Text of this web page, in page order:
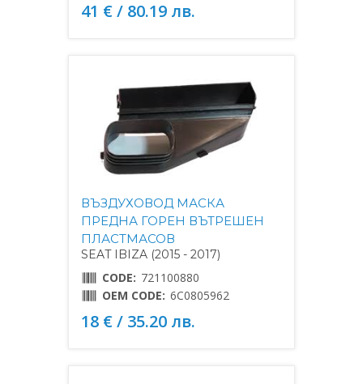
41 € / 80.19 лв.
ВЪЗДУХОВОД МАСКА
ПРЕДНА ГОРЕН ВЪТРЕШЕН
ПЛАСТМАСОВ
SEAT IBIZA (2015 - 2017)
CODE: 721100880
OEM CODE: 6C0805962
18 € / 35.20 лв.